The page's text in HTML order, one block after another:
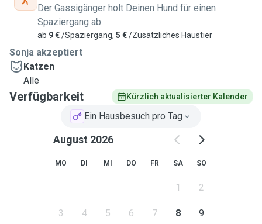
Der Gassigänger holt Deinen Hund für einen
Spaziergang ab
ab 9 €/Spaziergang, 5 €/Zusätzliches Haustier
Sonja akzeptiert
Katzen
Alle
Verfügbarkeit Kürzlich aktualisierter Kalender
Ein Hausbesuch pro Tag
August 2026
MO DI MI DO FR SA SO
1 2
3 4 5 6 7 8 9